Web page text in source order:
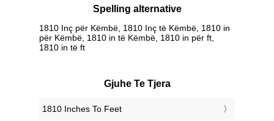
Spelling alternative
1810 Inç për Këmbë, 1810 Inç të Këmbë, 1810 in
për Këmbë, 1810 in të Këmbë, 1810 in për ft,
1810 in të ft
Gjuhe Te Tjera
‎1810 Inches To Feet